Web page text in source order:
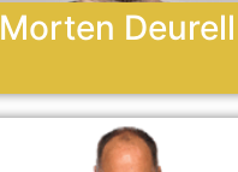
Morten Deurell